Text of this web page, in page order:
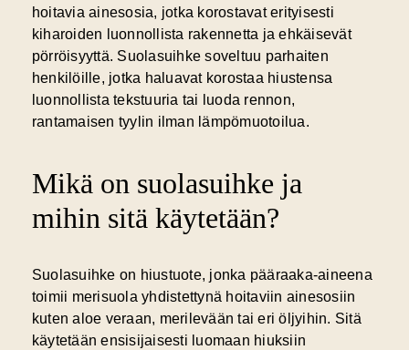
hoitavia ainesosia, jotka korostavat erityisesti
kiharoiden luonnollista rakennetta ja ehkäisevät
pörröisyyttä. Suolasuihke soveltuu parhaiten
henkilöille, jotka haluavat korostaa hiustensa
luonnollista tekstuuria tai luoda rennon,
rantamaisen tyylin ilman lämpömuotoilua.
Mikä on suolasuihke ja
mihin sitä käytetään?
Suolasuihke on hiustuote, jonka pääraaka-aineena
toimii merisuola yhdistettynä hoitaviin ainesosiin
kuten aloe veraan, merilevään tai eri öljyihin. Sitä
käytetään ensisijaisesti luomaan hiuksiin